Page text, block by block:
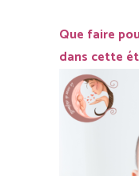
Que faire
dans cette